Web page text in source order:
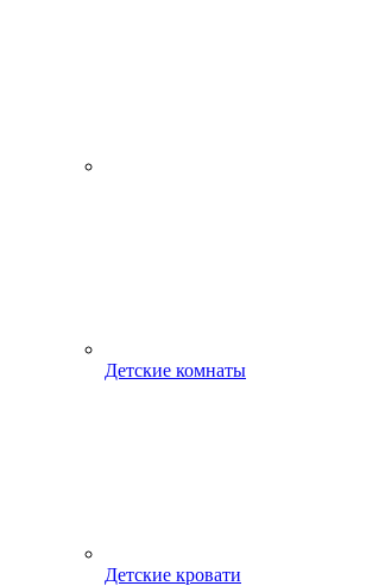
Детские комнаты
Детские кровати